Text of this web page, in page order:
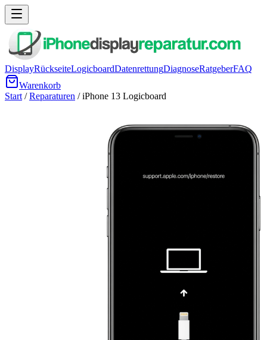
DisplayRückseiteLogicboardDatenrettungDiagnoseRatgeberFAQ
Warenkorb
Start /Reparaturen /iPhone 13 Logicboard